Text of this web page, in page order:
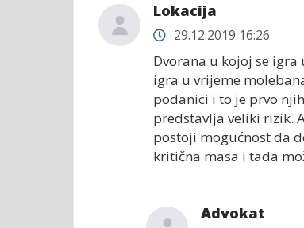
Lokacija
29.12.2019 16:26
Dvorana u kojoj se
igra u vrijeme
podanici i to je prvo
predstavlja veliki rizik.
postoji mogućnost da
kritična masa i tada
Advokat